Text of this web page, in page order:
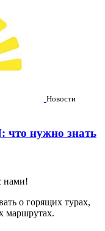
Новости
что нужно знать
нами!
о горящих турах,
маршрутах.